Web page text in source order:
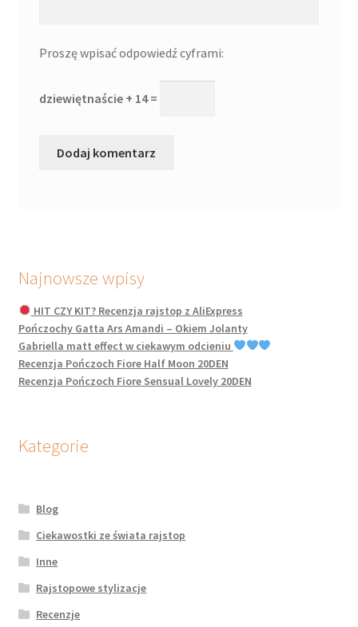
Proszę wpisać odpowiedź cyframi:
dziewiętnaście + 14 =
Najnowsze wpisy
HIT CZY KIT? Recenzja rajstop z AliExpress
Pończochy Gatta Ars Amandi – Okiem Jolanty
Gabriella matt effect w ciekawym odcieniu
Recenzja Pończoch Fiore Half Moon 20DEN
Recenzja Pończoch Fiore Sensual Lovely 20DEN
Kategorie
Blog
Ciekawostki ze świata rajstop
Inne
Rajstopowe stylizacje
Recenzje